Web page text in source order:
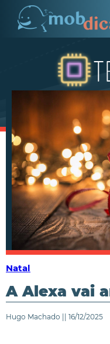
Natal
A Alexa vai
Hugo Machado || 16/12/2025